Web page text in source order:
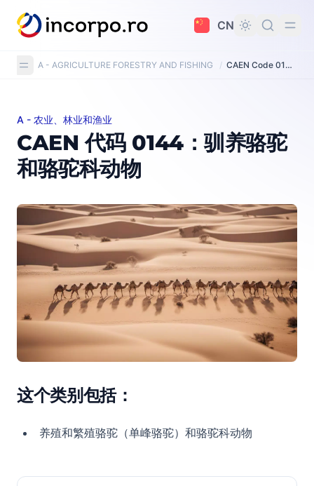
要内容
CN
A - AGRICULTURE FORESTRY AND FISHING / CAEN Code 0144: Raising of camels and camelids
CAEN 代码 0144：驯养骆驼和骆驼科动物
A - 农业、林业和渔业
CAEN 代码 0144：驯养骆驼
和骆驼科动物
这个类别包括：
养殖和繁殖骆驼（单峰骆驼）和骆驼科动物